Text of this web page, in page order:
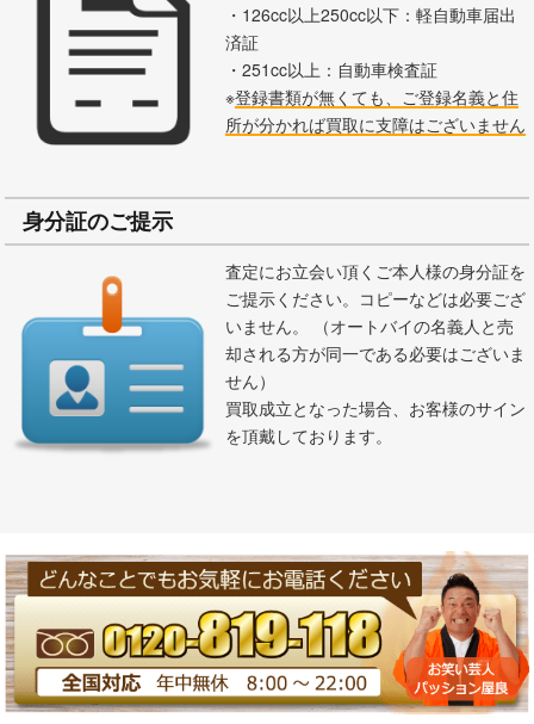
・126cc以上250cc以下：軽自動車届出
済証
・251cc以上：自動車検査証
※登録書類が無くても、ご登録名義と住
所が分かれば買取に支障はございません
身分証のご提示
査定にお立会い頂くご本人様の身分証を
ご提示ください。コピーなどは必要ござ
いません。 （オートバイの名義人と売
却される方が同一である必要はございま
せん）
買取成立となった場合、お客様のサイン
を頂戴しております。